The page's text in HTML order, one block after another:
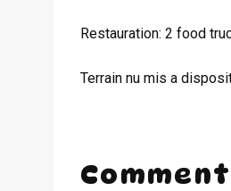
Restauration: 2 food
Terrain nu mis a